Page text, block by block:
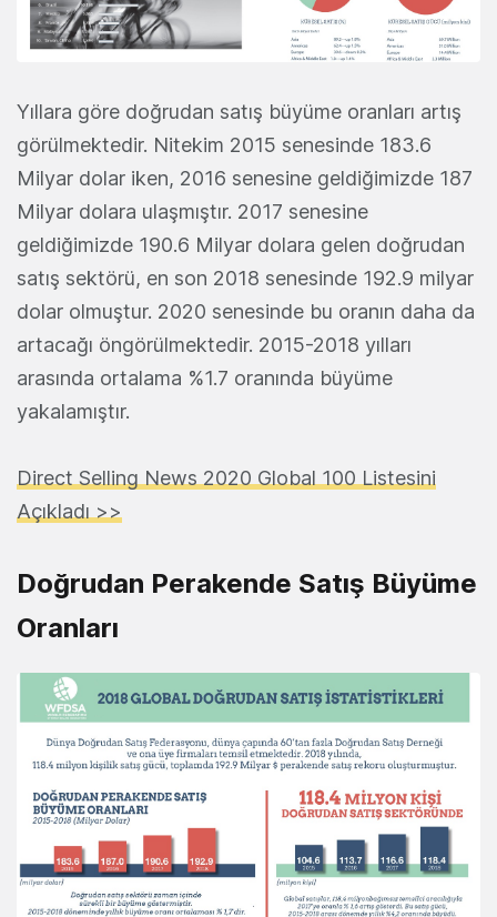
Yıllara göre doğrudan satış büyüme oranları artış
görülmektedir. Nitekim 2015 senesinde 183.6
Milyar dolar iken, 2016 senesine geldiğimizde 187
Milyar dolara ulaşmıştır. 2017 senesine
geldiğimizde 190.6 Milyar dolara gelen doğrudan
satış sektörü, en son 2018 senesinde 192.9 milyar
dolar olmuştur. 2020 senesinde bu oranın daha da
artacağı öngörülmektedir. 2015-2018 yılları
arasında ortalama %1.7 oranında büyüme
yakalamıştır.
Direct Selling News 2020 Global 100 Listesini
Açıkladı >>
Doğrudan Perakende Satış Büyüme
Oranları